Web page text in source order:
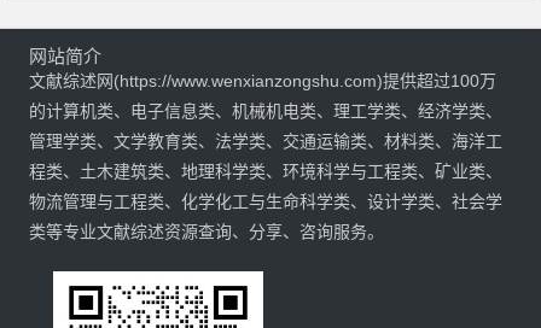
网站简介
文献综述网(https://www.wenxianzongshu.com)提供超过100万
的计算机类、电子信息类、机械机电类、理工学类、经济学类、
管理学类、文学教育类、法学类、交通运输类、材料类、海洋工
程类、土木建筑类、地理科学类、环境科学与工程类、矿业类、
物流管理与工程类、化学化工与生命科学类、设计学类、社会学
类等专业文献综述资源查询、分享、咨询服务。